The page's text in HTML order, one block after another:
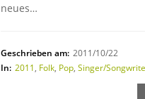
neues…
Geschrieben am: 2011/10/22
In: 2011, Folk, Pop, Singer/